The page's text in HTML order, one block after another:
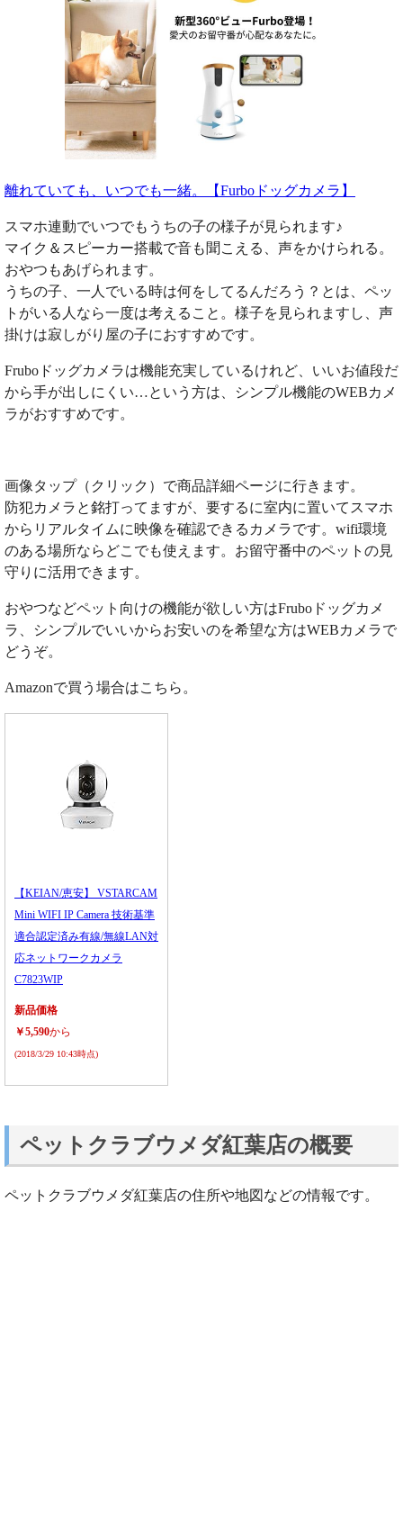
離れていても、いつでも一緒。【Furboドッグカメラ】
スマホ連動でいつでもうちの子の様子が見られます♪
マイク＆スピーカー搭載で音も聞こえる、声をかけられる。
おやつもあげられます。
うちの子、一人でいる時は何をしてるんだろう？とは、ペッ
トがいる人なら一度は考えること。様子を見られますし、声
掛けは寂しがり屋の子におすすめです。
Fruboドッグカメラは機能充実しているけれど、いいお値段だ
から手が出しにくい…という方は、シンプル機能のWEBカメ
ラがおすすめです。
画像タップ（クリック）で商品詳細ページに行きます。
防犯カメラと銘打ってますが、要するに室内に置いてスマホ
からリアルタイムに映像を確認できるカメラです。wifi環境
のある場所ならどこでも使えます。お留守番中のペットの見
守りに活用できます。
おやつなどペット向けの機能が欲しい方はFruboドッグカメ
ラ、シンプルでいいからお安いのを希望な方はWEBカメラで
どうぞ。
Amazonで買う場合はこちら。
【KEIAN/恵安】 VSTARCAM
Mini WIFI IP Camera 技術基準
適合認定済み有線/無線LAN対
応ネットワークカメラ
C7823WIP
新品価格
￥5,590から
(2018/3/29 10:43時点)
ペットクラブウメダ紅葉店の概要
ペットクラブウメダ紅葉店の住所や地図などの情報です。